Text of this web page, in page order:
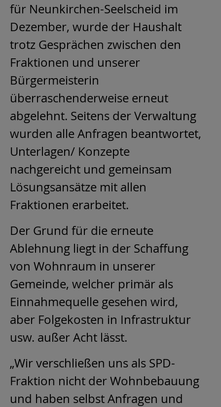
für Neunkirchen-Seelscheid im
Dezember, wurde der Haushalt
trotz Gesprächen zwischen den
Fraktionen und unserer
Bürgermeisterin
überraschenderweise erneut
abgelehnt. Seitens der Verwaltung
wurden alle Anfragen beantwortet,
Unterlagen/ Konzepte
nachgereicht und gemeinsam
Lösungsansätze mit allen
Fraktionen erarbeitet.
Der Grund für die erneute
Ablehnung liegt in der Schaffung
von Wohnraum in unserer
Gemeinde, welcher primär als
Einnahmequelle gesehen wird,
aber Folgekosten in Infrastruktur
usw. außer Acht lässt.
„Wir verschließen uns als SPD-
Fraktion nicht der Wohnbebauung
und haben selbst Anfragen und